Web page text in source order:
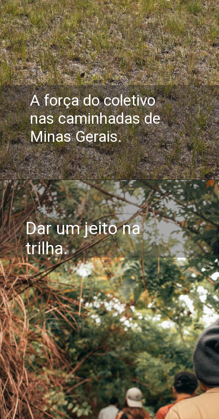
A força do coletivo
nas caminhadas de
Minas Gerais.
Dar um jeito na
trilha.